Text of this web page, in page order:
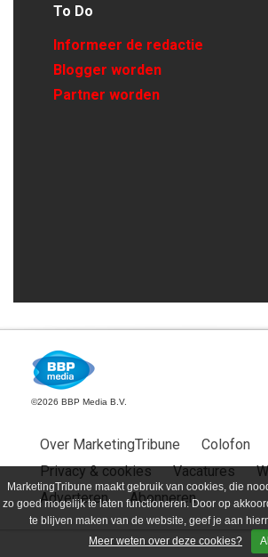
MarketingTribune maakt gebruik van cookies, die
zo goed mogelijk te laten functioneren. Door op
te blijven maken van de website, geef je aan
Meer weten over deze cookies?
To Do
Informeer de redactie
Blogger worden
Partner worden
©2026 BBP Media B.V.
Over MarketingTribune Colofon
Privacy & cookies
Vacatures
Adverteren
Abonneren